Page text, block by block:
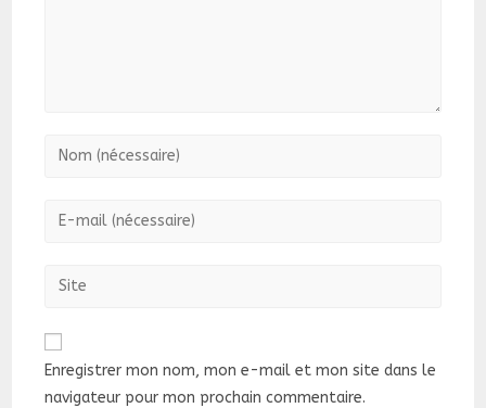
Enter
or
to
Enter
address
comment
Saisir
de
Enregistrer mon nom, mon e-mail et mon site dans le
navigateur pour mon prochain commentaire.